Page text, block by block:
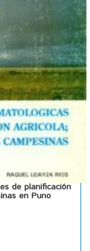
de planificación
en Puno